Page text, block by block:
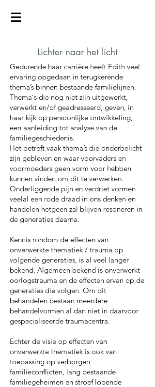
Lichter naar het licht
Gedurende haar carrière heeft Edith veel
ervaring opgedaan in terugkerende
thema’s binnen bestaande familielijnen.
Thema`s die nog niet zijn uitgewerkt,
verwerkt en/of geadresseerd, geven, in
haar kijk op persoonlijke ontwikkeling,
een aanleiding tot analyse van de
familiegeschiedenis.
Het betreft vaak thema’s die onderbelicht
zijn gebleven en waar voorvaders en
voormoeders geen vorm voor hebben
kunnen vinden om dit te verwerken.
Onderliggende pijn en verdriet vormen
veelal een rode draad in ons denken en
handelen hetgeen zal blijven resoneren in
de generaties daarna.
Kennis rondom de effecten van
onverwerkte thematiek / trauma op
volgende generaties, is al veel langer
bekend. Algemeen bekend is onverwerkt
oorlogstrauma en de effecten ervan op de
generaties die volgen. Om dit
behandelen bestaan meerdere
behandelvormen al dan niet in daarvoor
gespecialiseerde traumacentra.
Echter de visie op effecten van
onverwerkte thematiek is ook van
toepassing op verborgen
familieconflicten, lang bestaande
familiegeheimen en stroef lopende